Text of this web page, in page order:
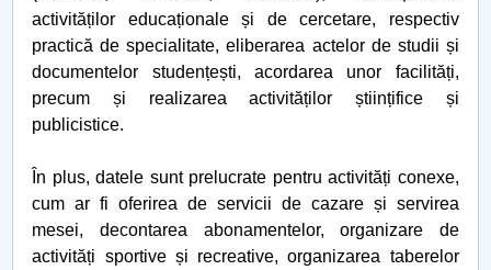
activităților educaționale și de cercetare, respectiv
practică de specialitate, eliberarea actelor de studii și
documentelor studențești, acordarea unor facilități,
precum și realizarea activităților științifice și
publicistice.
În plus, datele sunt prelucrate pentru activități conexe,
cum ar fi oferirea de servicii de cazare și servirea
mesei, decontarea abonamentelor, organizare de
activități sportive și recreative, organizarea taberelor